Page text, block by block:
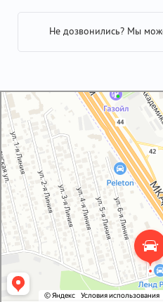
Не дозвонились? Мы
GM-City&VAG-Repair
Автосервис, автотехцентр в Москве
Магазин автозапчастей и автотоваров в